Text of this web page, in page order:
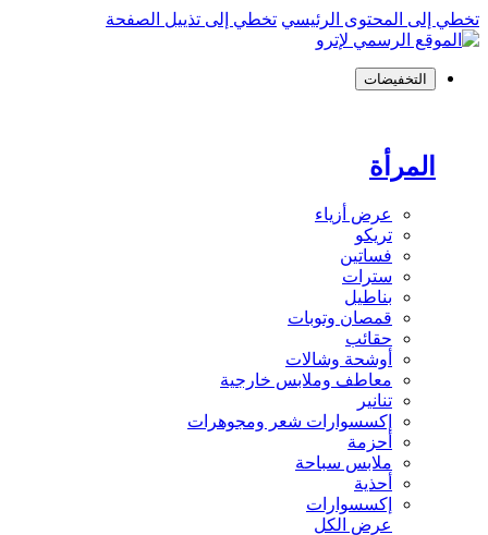
تخطي إلى المحتوى الرئيسي تخطي إلى تذييل الصفحة
التخفيضات
المرأة
عرض أزياء
تريكو
فساتين
سترات
بناطيل
قمصان وتوبات
حقائب
أوشحة وشالات
معاطف وملابس خارجية
تنانير
إكسسوارات شعر ومجوهرات
أحزمة
ملابس سباحة
أحذية
إكسسوارات
عرض الكل